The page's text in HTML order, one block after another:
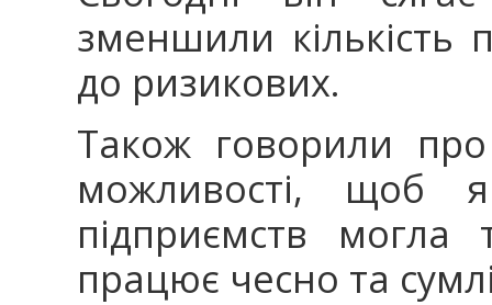
зменшили кількість
до ризикових.
Також говорили про
можливості, щоб
підприємств могла
працює чесно та